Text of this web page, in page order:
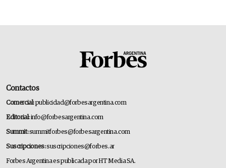
Contactos
Comercial:publicidad@forbesargentina.com
Editorial:info@forbesargentina.com
Summit:summitforbes@forbesargentina.com
Suscripciones:suscripciones@forbes.ar
Forbes Argentina es publicada por HT Media SA.